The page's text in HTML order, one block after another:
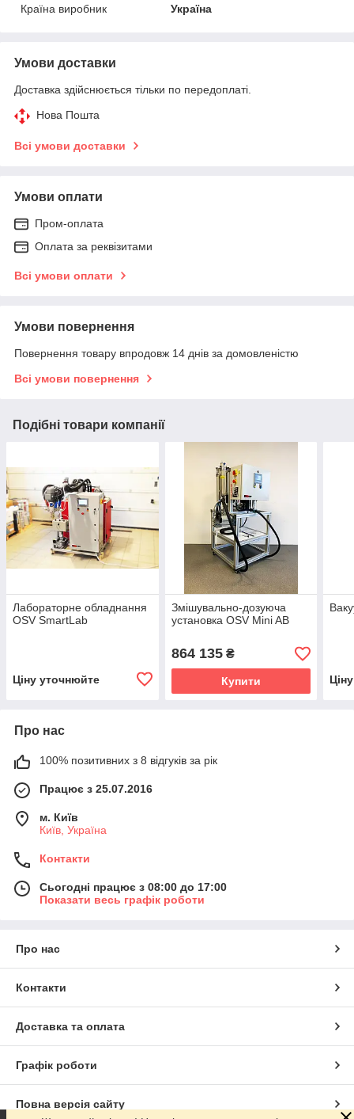
Країна виробник
Україна
Умови доставки
Доставка здійснюється тільки по передоплаті.
Нова Пошта
Всі умови доставки
Умови оплати
Пром-оплата
Оплата за реквізитами
Всі умови оплати
Умови повернення
Повернення товару впродовж 14 днів за домовленістю
Всі умови повернення
Подібні товари компанії
Лабораторне обладнання
OSV SmartLab
Ціну уточнюйте
Змішувально-дозуюча
установка OSV Mini AB
864 135₴
Купити
Про нас
100% позитивних з 8 відгуків за рік
Працює з 25.07.2016
м. Київ
Київ, Україна
Контакти
Сьогодні працює з 08:00 до 17:00
Показати весь графік роботи
Про нас
Контакти
Доставка та оплата
Графік роботи
Повна версія сайту